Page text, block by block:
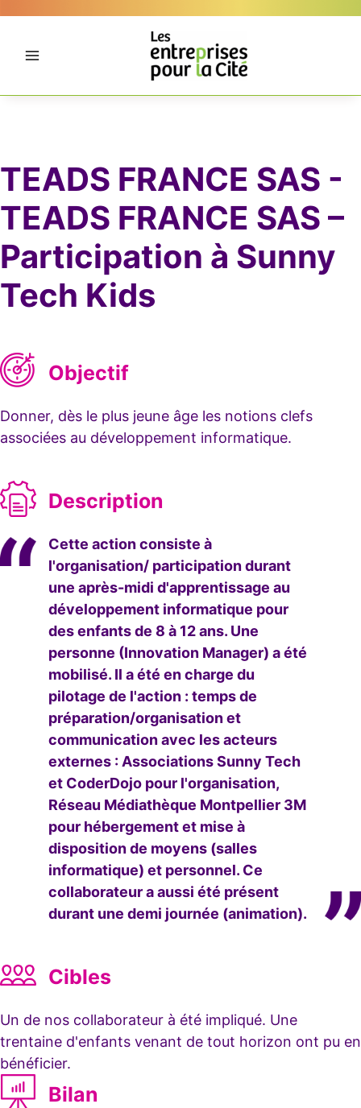
TEADS FRANCE SAS -
TEADS FRANCE SAS –
Participation à Sunny
Tech Kids
Objectif
Donner, dès le plus jeune âge les notions clefs
associées au développement informatique.
Description
Cette action consiste à
l'organisation/ participation durant
une après-midi d'apprentissage au
développement informatique pour
des enfants de 8 à 12 ans. Une
personne (Innovation Manager) a été
mobilisé. Il a été en charge du
pilotage de l'action : temps de
préparation/organisation et
communication avec les acteurs
externes : Associations Sunny Tech
et CoderDojo pour l'organisation,
Réseau Médiathèque Montpellier 3M
pour hébergement et mise à
disposition de moyens (salles
informatique) et personnel. Ce
collaborateur a aussi été présent
durant une demi journée (animation).
Cibles
Un de nos collaborateur à été impliqué. Une
trentaine d'enfants venant de tout horizon ont pu en
bénéficier.
Bilan